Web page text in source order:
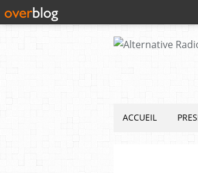
ACCUEIL